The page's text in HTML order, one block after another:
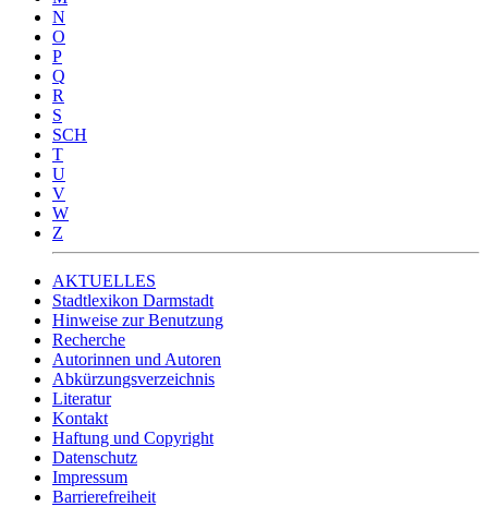
N
O
P
Q
R
S
SCH
T
U
V
W
Z
AKTUELLES
Stadtlexikon Darmstadt
Hinweise zur Benutzung
Recherche
Autorinnen und Autoren
Abkürzungsverzeichnis
Literatur
Kontakt
Haftung und Copyright
Datenschutz
Impressum
Barrierefreiheit